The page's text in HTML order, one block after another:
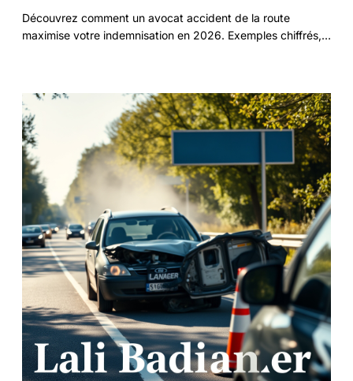
Découvrez comment un avocat accident de la route
maximise votre indemnisation en 2026. Exemples chiffrés,